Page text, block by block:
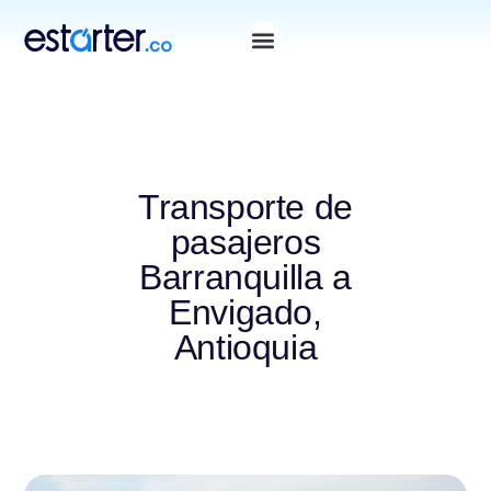
Transporte de
pasajeros
Barranquilla a
Envigado,
Antioquia